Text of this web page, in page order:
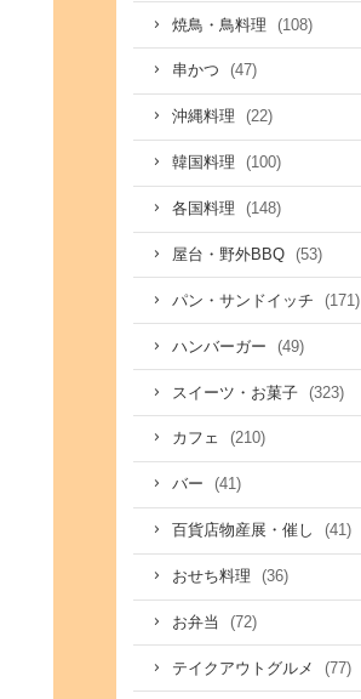
焼鳥・鳥料理 (108)
串かつ (47)
沖縄料理 (22)
韓国料理 (100)
各国料理 (148)
屋台・野外BBQ (53)
パン・サンドイッチ (171)
ハンバーガー (49)
スイーツ・お菓子 (323)
カフェ (210)
バー (41)
百貨店物産展・催し (41)
おせち料理 (36)
お弁当 (72)
テイクアウトグルメ (77)